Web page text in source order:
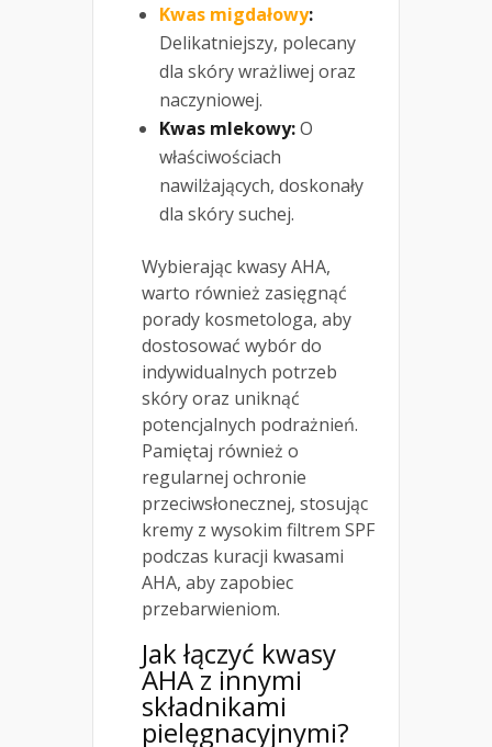
Kwas migdałowy:
Delikatniejszy, polecany
dla skóry wrażliwej oraz
naczyniowej.
Kwas mlekowy:O
właściwościach
nawilżających, doskonały
dla skóry suchej.
Wybierając kwasy AHA,
warto również zasięgnąć
porady kosmetologa, aby
dostosować wybór do
indywidualnych potrzeb
skóry oraz uniknąć
potencjalnych podrażnień.
Pamiętaj również o
regularnej ochronie
przeciwsłonecznej, stosując
kremy z wysokim filtrem SPF
podczas kuracji kwasami
AHA, aby zapobiec
przebarwieniom.
Jakłączyć kwasy
AHA z innymi
składnikami
pielęgnacyjnymi?